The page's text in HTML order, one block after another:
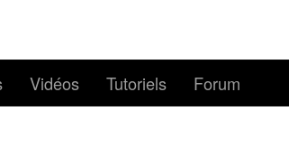
Vidéos Tutoriels Forum